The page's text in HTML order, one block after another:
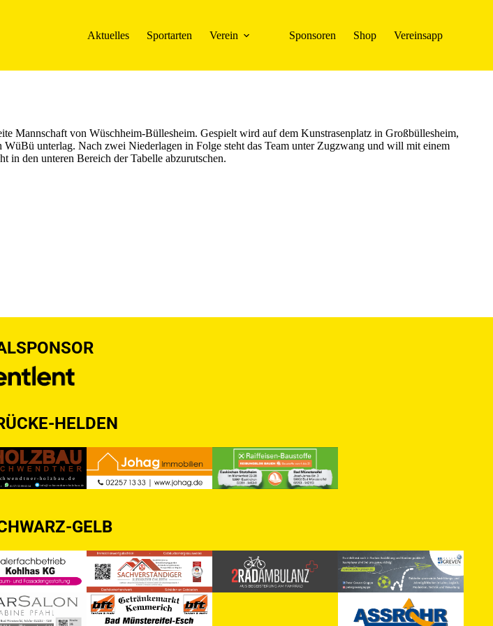
Aktuelles Sportarten Verein Sponsoren Shop Vereinsapp
Mannschaft von Wüschheim-Büllesheim. Gespielt wird auf dem Kunstrasenplatz in Großbüllesheim,
unterlag. Nach zwei Niederlagen in Folge steht das Team unter Zugzwang und will mit einem
in den unteren Bereich der Tabelle abzurutschen.
HELDEN
GELB